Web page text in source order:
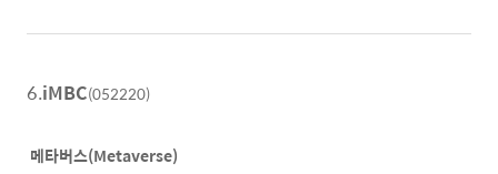
6.iMBC(052220)
메타버스(Metaverse)